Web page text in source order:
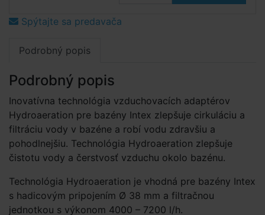
Spýtajte sa predavača
Podrobný popis
Podrobný popis
Inovatívna technológia vzduchovacích adaptérov
Hydroaeration pre bazény Intex zlepšuje cirkuláciu a
filtráciu vody v bazéne a robí vodu zdravšiu a
pohodlnejšiu. Technológia Hydroaeration zlepšuje
čistotu vody a čerstvosť vzduchu okolo bazénu.
Technológia Hydroaeration je vhodná pre bazény Intex
s hadicovým pripojením Ø 38 mm a filtračnou
jednotkou s výkonom 4000 – 7200 l/h.